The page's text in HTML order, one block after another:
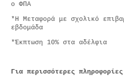
ο ΦΠΑ
*Η Μεταφορά με σχολικό
εβδομάδα
*Έκπτωση 10% στα αδέλφια
Για περισσότερες πληροφορίες